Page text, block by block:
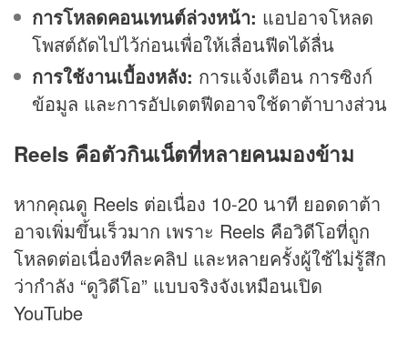
การโหลดคอนเทนต์ล่วงหน้า: แอปอาจโหลด
โพสต์ถัดไปไว้ก่อนเพื่อให้เลื่อนฟีดได้ลื่น
การใช้งานเบื้องหลัง: การแจ้งเตือน การซิงก์
ข้อมูล และการอัปเดตฟีดอาจใช้ดาต้าบางส่วน
Reels คือตัวกินเน็ตที่หลายคนมองข้าม
หากคุณดู Reels ต่อเนื่อง 10-20 นาที ยอดดาต้า
อาจเพิ่มขึ้นเร็วมาก เพราะ Reels คือวิดีโอที่ถูก
โหลดต่อเนื่องทีละคลิป และหลายครั้งผู้ใช้ไม่รู้สึก
ว่ากำลัง “ดูวิดีโอ” แบบจริงจังเหมือนเปิด
YouTube